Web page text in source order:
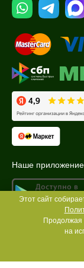
Наше
Этот сайт
Продолжая
на